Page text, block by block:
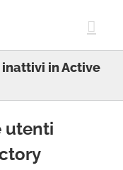
in Active
utenti